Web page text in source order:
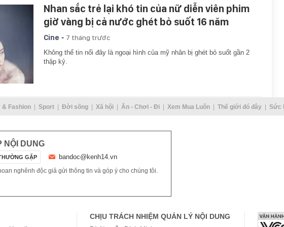
Nhan sắc trẻ lại khó tin của nữ diễn viên phim
giờ vàng bị cả nước ghét bỏ suốt 16 năm
Cine - 7 tháng trước
Không thể tin nổi đây là ngoại hình của mỹ nhân bị ghét bỏ suốt gần 2
thập kỷ.
& Fashion Sport Đời sống Xã hội Ăn - Chơi - Đi Xem Mua Luôn Thế giới đó đây Sức
NỘI DUNG
GẶP bandoc@kenh14.vn
nghênh độc giả gửi thông tin và góp ý cho chúng tôi.
CHỊU TRÁCH NHIỆM QUẢN LÝ NỘI DUNG